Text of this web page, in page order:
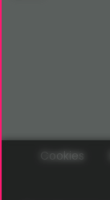
Cookies